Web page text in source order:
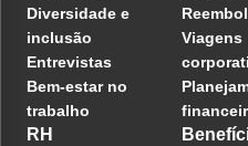
Diversidade e
inclusão
Entrevistas
Bem-estar no
trabalho
Viagens
RH